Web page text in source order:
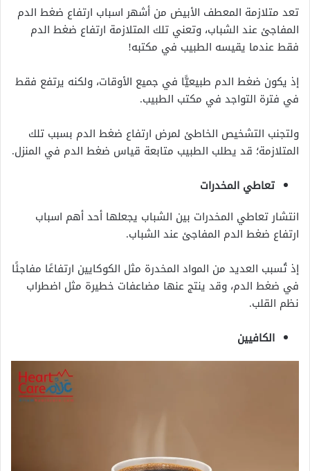
تعد متلازمة المعطف الأبيض من أشهر اسباب ارتفاع ضغط الدم
المفاجئ عند الشباب، وتعني تلك المتلازمة ارتفاع ضغط الدم
فقط عندما يقيسه الطبيب في مكتبه!
إذ يكون ضغط الدم طبيعيًّا في جميع الأوقات، ولكنه يرتفع فقط
في فترة التواجد في مكتب الطبيب.
ولتجنب التشخيص الخاطئ لمرض ارتفاع ضغط الدم بسبب تلك
المتلازمة؛ قد يطلب الطبيب متابعة قياس ضغط الدم في المنزل.
تعاطي المخدرات
انتشار تعاطي المخدرات بين الشباب يجعلها أحد أهم اسباب
ارتفاع ضغط الدم المفاجئ عند الشباب.
إذ تُسبب العديد من المواد المخدرة مثل الكوكايين ارتفاعًا مفاجئًا
في ضغط الدم، وقد ينتج عنها مضاعفات خطيرة مثل اضطراب
نظم القلب.
الكافيين